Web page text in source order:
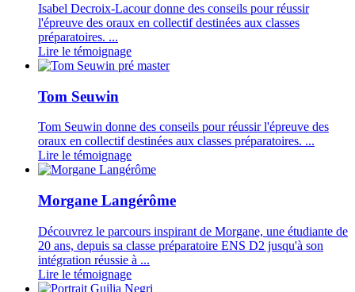
Isabel Decroix-Lacour donne des conseils pour réussir
l'épreuve des oraux en collectif destinées aux classes
préparatoires. ...
Lire le témoignage
Tom Seuwin
Tom Seuwin donne des conseils pour réussir l'épreuve des
oraux en collectif destinées aux classes préparatoires. ...
Lire le témoignage
Morgane Langérôme
Découvrez le parcours inspirant de Morgane, une étudiante de
20 ans, depuis sa classe préparatoire ENS D2 jusqu'à son
intégration réussie à ...
Lire le témoignage